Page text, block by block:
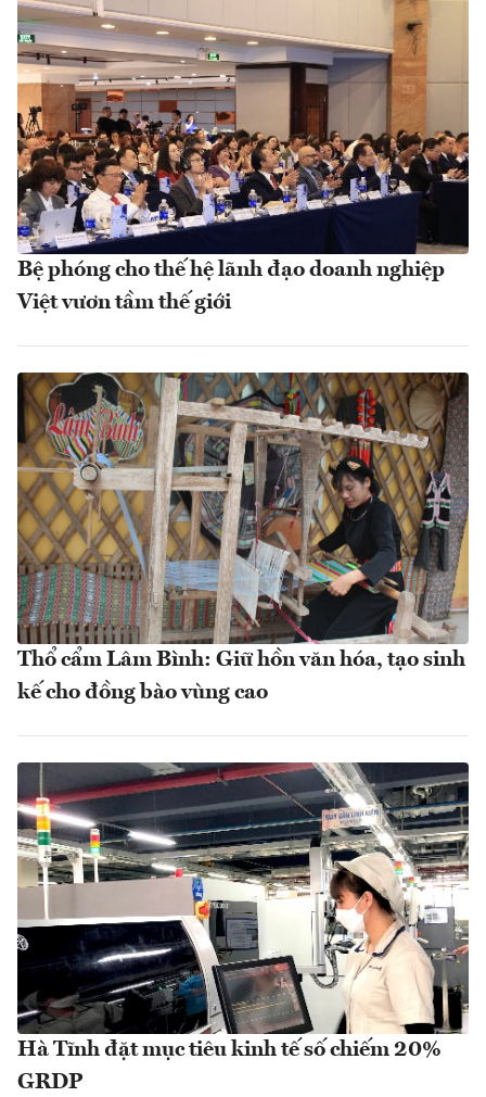
Bệ phóng cho thế hệ lãnh đạo doanh nghiệp
Việt vươn tầm thế giới
Thổ cẩm Lâm Bình: Giữ hồn văn hóa, tạo sinh
kế cho đồng bào vùng cao
Hà Tĩnh đặt mục tiêu kinh tế số chiếm 20%
GRDP